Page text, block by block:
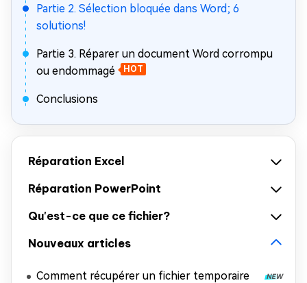
Partie 2. Sélection bloquée dans Word; 6
solutions!
Partie 3. Réparer un document Word corrompu
ou endommagé
HOT
Conclusions
Réparation Excel
Réparation PowerPoint
Qu'est-ce que ce fichier?
Nouveaux articles
Comment récupérer un fichier temporaire